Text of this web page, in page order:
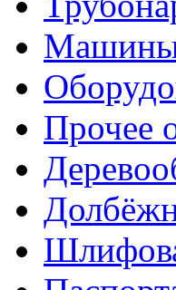
Машины
Прочее